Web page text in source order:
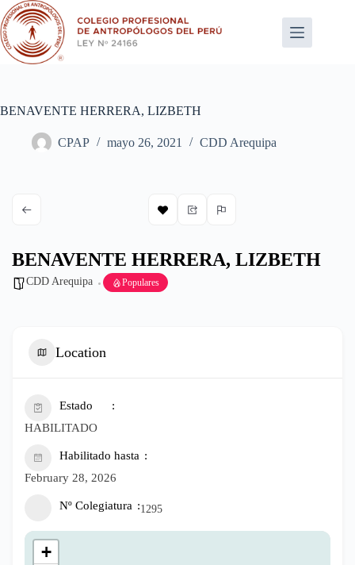
Saltar
al
contenido
BENAVENTE HERRERA, LIZBETH
CPAP mayo 26, 2021 CDD Arequipa
BENAVENTE HERRERA, LIZBETH
CDD Arequipa Populares
Location
Estado
HABILITADO
Habilitado hasta
February 28, 2026
Nº Colegiatura 1295
+